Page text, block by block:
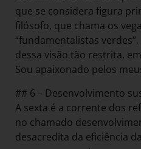
que se considera figura
filósofo, que chama os
“fundamentalistas
dessa visão tão restrita,
Sou apaixonado pelos
## 6 – Desenvolvimento
A sexta é a corrente dos
no chamado
desacredita da eficiência